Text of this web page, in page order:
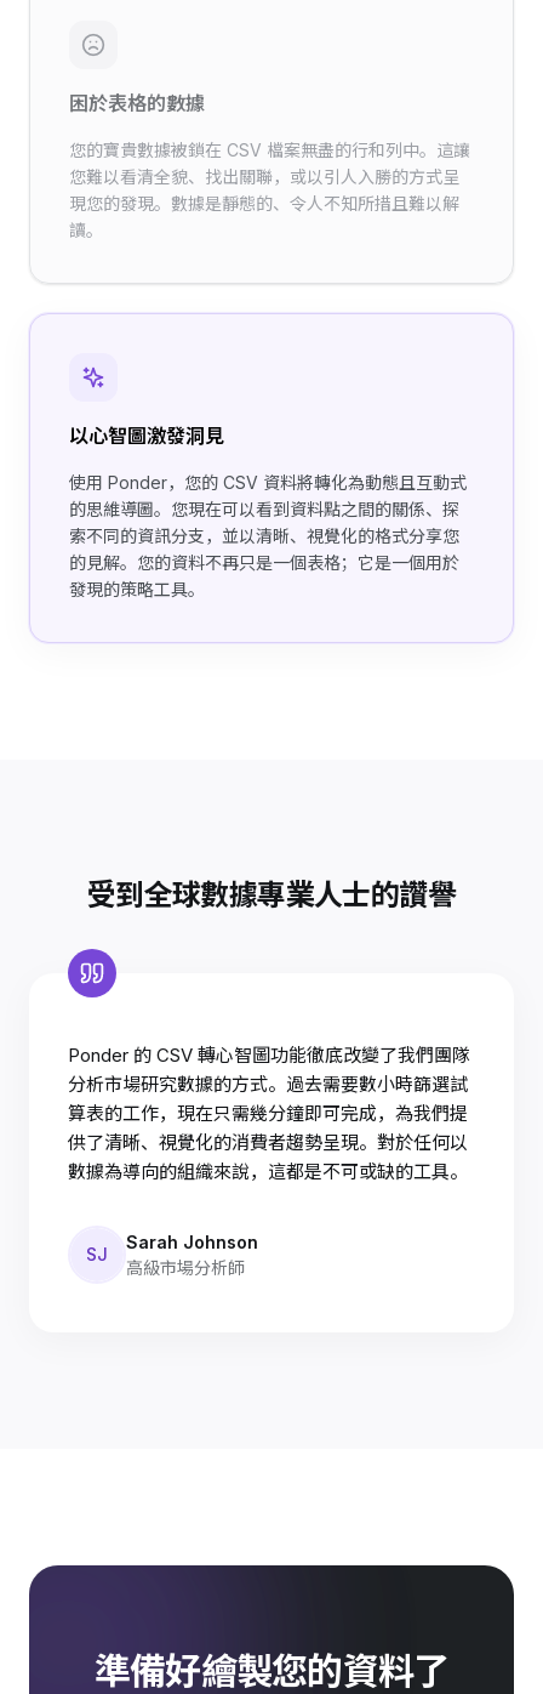
困於表格的數據
您的寶貴數據被鎖在 CSV 檔案無盡的行和列中。這讓
您難以看清全貌、找出關聯，或以引人入勝的方式呈
現您的發現。數據是靜態的、令人不知所措且難以解
讀。
以心智圖激發洞見
使用 Ponder，您的 CSV 資料將轉化為動態且互動式
的思維導圖。您現在可以看到資料點之間的關係、探
索不同的資訊分支，並以清晰、視覺化的格式分享您
的見解。您的資料不再只是一個表格；它是一個用於
發現的策略工具。
受到全球數據專業人士的讚譽
Ponder 的 CSV 轉心智圖功能徹底改變了我們團隊
分析市場研究數據的方式。過去需要數小時篩選試
算表的工作，現在只需幾分鐘即可完成，為我們提
供了清晰、視覺化的消費者趨勢呈現。對於任何以
數據為導向的組織來說，這都是不可或缺的工具。
SJ
Sarah Johnson
高級市場分析師
準備好繪製您的資料了